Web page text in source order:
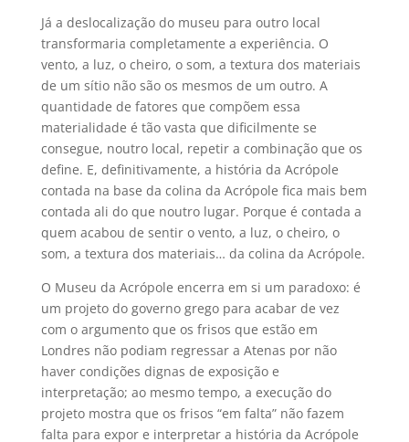
Já a deslocalização do museu para outro local
transformaria completamente a experiência. O
vento, a luz, o cheiro, o som, a textura dos materiais
de um sítio não são os mesmos de um outro. A
quantidade de fatores que compõem essa
materialidade é tão vasta que dificilmente se
consegue, noutro local, repetir a combinação que os
define. E, definitivamente, a história da Acrópole
contada na base da colina da Acrópole fica mais bem
contada ali do que noutro lugar. Porque é contada a
quem acabou de sentir o vento, a luz, o cheiro, o
som, a textura dos materiais… da colina da Acrópole.
O Museu da Acrópole encerra em si um paradoxo: é
um projeto do governo grego para acabar de vez
com o argumento que os frisos que estão em
Londres não podiam regressar a Atenas por não
haver condições dignas de exposição e
interpretação; ao mesmo tempo, a execução do
projeto mostra que os frisos “em falta” não fazem
falta para expor e interpretar a história da Acrópole